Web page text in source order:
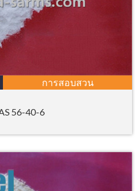
การสอบสวน
56-40-6